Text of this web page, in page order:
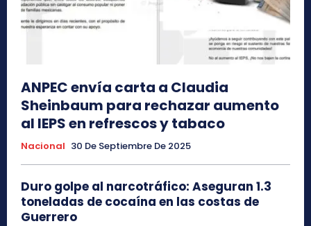
ANPEC envía carta a Claudia
Sheinbaum para rechazar aumento
al IEPS en refrescos y tabaco
Nacional 30 De Septiembre De 2025
Duro golpe al narcotráfico: Aseguran 1.3
toneladas de cocaína en las costas de
Guerrero